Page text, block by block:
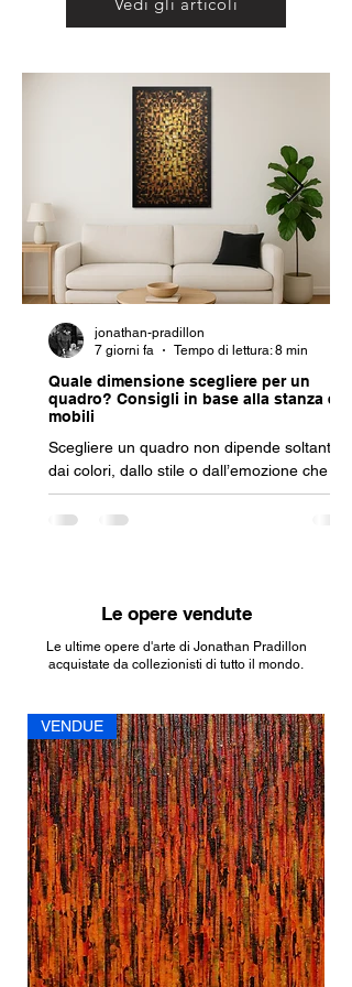
Quale dimensione scegliere per un
quadro? Consigli in base alla stanza e ai
mobili
Scegliere un quadro non dipende soltanto
dai colori, dallo stile o dall’emozione che
suscita. Anche le sue dimensioni hanno un
ruolo importante. Un’opera troppo piccola
oggetti decorativi. Non esiste però una
funzionare perfettamente anche in una
jonathan-pradillon
7 giorni fa
Tempo di lettura: 8 min
Le opere vendute
Le ultime opere d'arte di Jonathan Pradillon
acquistate da collezionisti di tutto il mondo.
VENDUE